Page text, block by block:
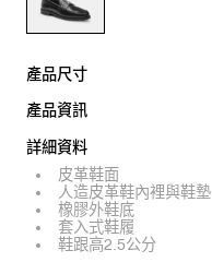
產品尺寸
產品資訊
詳細資料
皮革鞋面
人造皮革鞋內裡與鞋墊
橡膠外鞋底
套入式鞋履
鞋跟高2.5公分